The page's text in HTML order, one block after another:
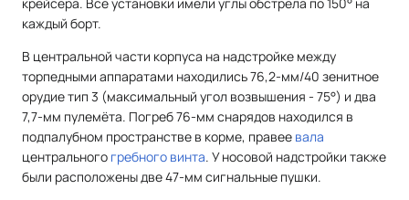
каждый борт.
В центральной части корпуса на надстройке между
торпедными аппаратами находились 76,2-мм/40 зенитное
орудие тип 3 (максимальный угол возвышения - 75°) и два
7,7-мм пулемёта. Погреб 76-мм снарядов находился в
подпалубном пространстве в корме, правее вала
центрального гребного винта. У носовой надстройки также
были расположены две 47-мм сигнальные пушки.